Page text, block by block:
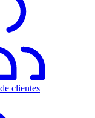
clientes